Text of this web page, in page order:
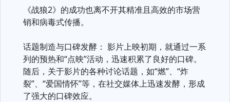
《战狼2》的成功也离不开其精准且高效的市场营
销和病毒式传播。
话题制造与口碑发酵： 影片上映初期，就通过一系
列的预热和“点映”活动，迅速积累了良好的口碑。
随后，关于影片的各种讨论话题，如“燃”、“炸
裂”、“爱国情怀”等，在社交媒体上迅速发酵，形成
了强大的口碑效应。